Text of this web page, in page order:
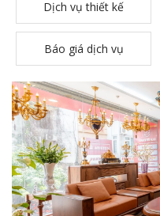
Dịch vụ thiết kế
Báo giá dịch vụ